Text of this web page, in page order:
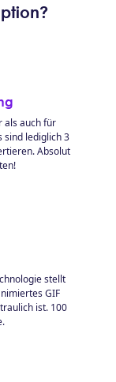
als auch für
sind lediglich 3
Absolut
stellt
GIF
ist. 100